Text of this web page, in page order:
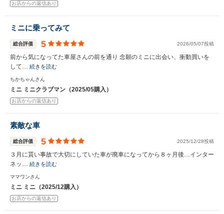
お店からの返信あり
ミニに乗ってみて
総合評価 5 2026/05/07投稿
前から気になってた車屋さんの前を通り 念願のミニに出会い、衝動買いを
して… 続きを読む
ちかちゃんさん
ミニ ミニクラブマン（2025/05購入）
お店からの返信あり
素敵な車
総合評価 5 2025/12/28投稿
３月に貰い事故で大切にしていた車が廃車になってから８ヶ月後…インター
ネッ… 続きを読む
ママワンさん
ミニ ミニ（2025/12購入）
お店からの返信あり
※次回問い合わせをする際に自動入力されます
※保存された情報は90日で破棄されます
いいえ